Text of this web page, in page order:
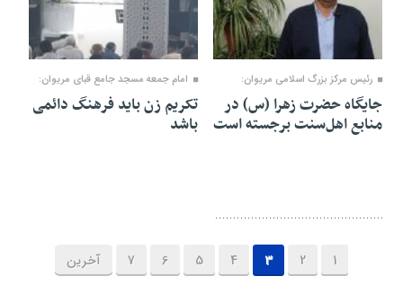
رئیس مرکز بزرگ اسلامی مریوان:
جایگاه حضرت زهرا (س) در
منابع اهل‌سنت برجسته است
۲۱ آذر ۱۴۰۴
امام جمعه مسجد جامع قبای مریوان:
تکریم زن باید فرهنگ دائمی
باشد
1
2
3
4
5
6
7 آخرین